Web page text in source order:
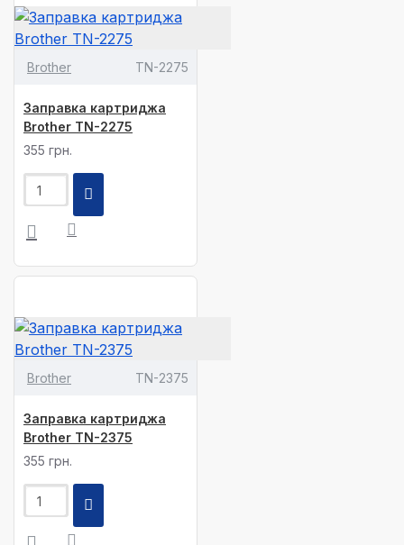
Brother TN-2275
Заправка картриджа
Brother TN-2275
355 грн.
Brother TN-2375
Заправка картриджа
Brother TN-2375
355 грн.